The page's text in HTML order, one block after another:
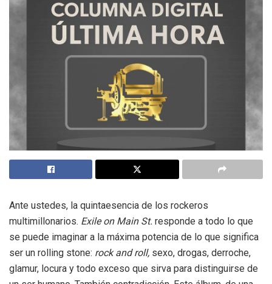
Ante ustedes, la quintaesencia de los rockeros
multimillonarios. Exile on Main St. responde a todo lo que
se puede imaginar a la máxima potencia de lo que significa
ser un rolling stone: rock and roll, sexo, drogas, derroche,
glamur, locura y todo exceso que sirva para distinguirse de